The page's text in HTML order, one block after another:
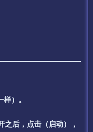
）。
后，点击（启动），